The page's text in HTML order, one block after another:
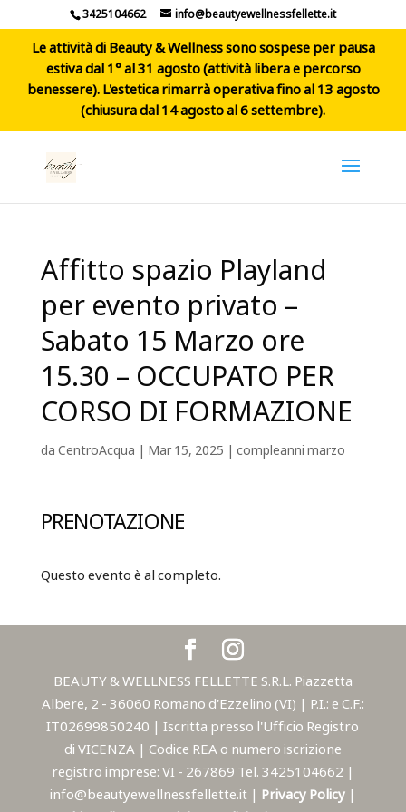
3425104662 info@beautyewellnessfellette.it
Le attività di Beauty & Wellness sono sospese per pausa
estiva dal 1° al 31 agosto (attività libera e percorso
benessere). L'estetica rimarrà operativa fino al 13 agosto
(chiusura dal 14 agosto al 6 settembre).
Affitto spazio Playland
per evento privato –
Sabato 15 Marzo ore
15.30 – OCCUPATO PER
CORSO DI FORMAZIONE
daCentroAcqua | Mar 15, 2025 | compleanni marzo
PRENOTAZIONE
Questo evento è al completo.
BEAUTY & WELLNESS FELLETTE S.R.L. Piazzetta
Albere, 2 - 36060 Romano d'Ezzelino (VI) | P.I.: e C.F.:
IT02699850240 | Iscritta presso l'Ufficio Registro
di VICENZA | Codice REA o numero iscrizione
registro imprese: VI - 267869 Tel. 3425104662 |
info@beautyewellnessfellette.it | Privacy Policy |